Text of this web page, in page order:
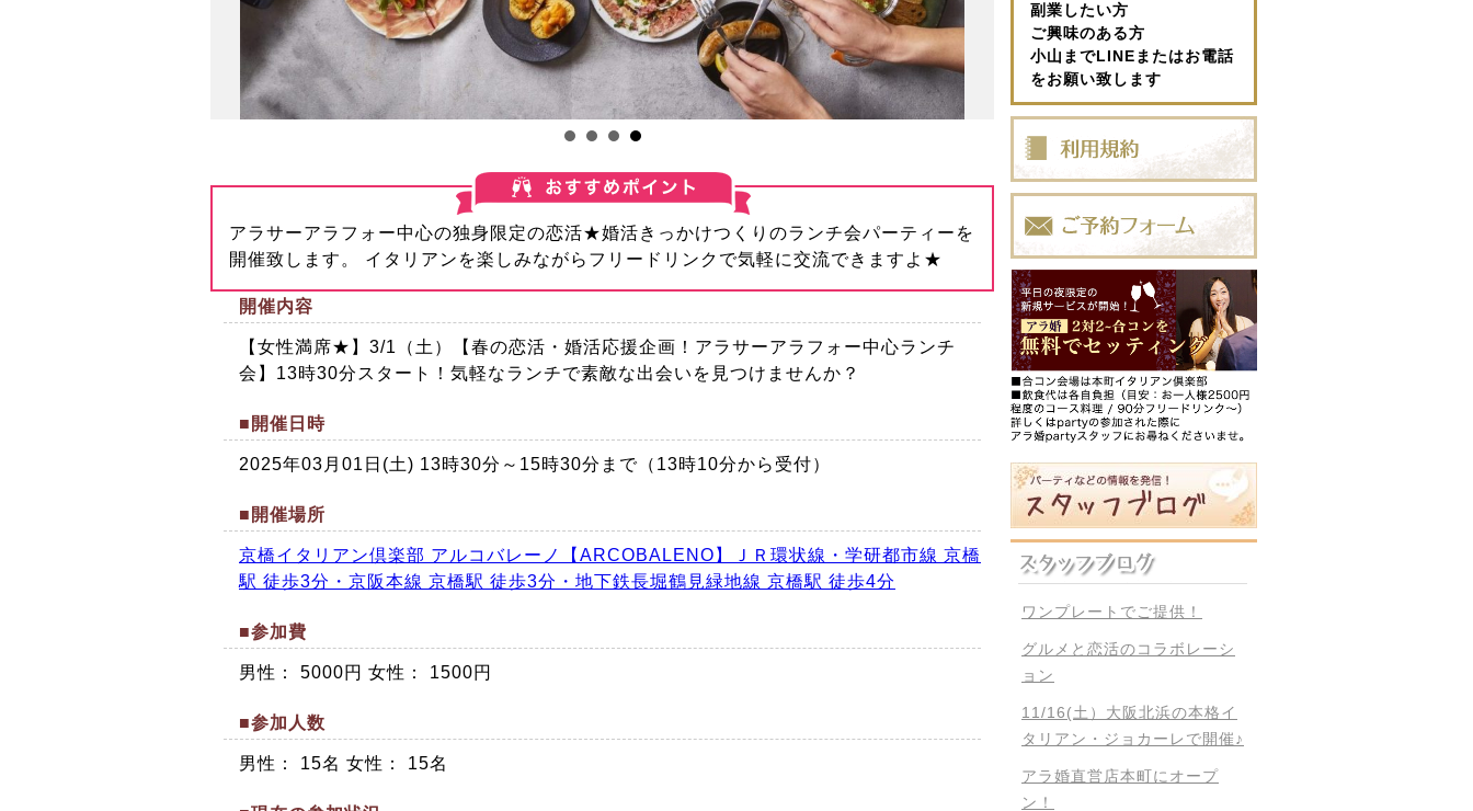
アラサーアラフォー中心の独身限定の恋活★婚活きっかけつくりのランチ会パーティーを
開催致します。 イタリアンを楽しみながらフリードリンクで気軽に交流できますよ★
開催内容
【女性満席★】3/1（土）【春の恋活・婚活応援企画！アラサーアラフォー中心ランチ
会】13時30分スタート！気軽なランチで素敵な出会いを見つけませんか？
■開催日時
2025年03月01日(土) 13時30分～15時30分まで（13時10分から受付）
■開催場所
京橋イタリアン倶楽部 アルコバレーノ【ARCOBALENO】ＪＲ環状線・学研都市線 京橋
駅 徒歩3分・京阪本線 京橋駅 徒歩3分・地下鉄長堀鶴見緑地線 京橋駅 徒歩4分
■参加費
男性： 5000円 女性： 1500円
■参加人数
男性： 15名 女性： 15名
副業したい方
ご興味のある方
小山までLINEまたはお電話
をお願い致します
ワンプレートでご提供！
グルメと恋活のコラボレーシ
ョン
11/16(土）大阪北浜の本格イ
タリアン・ジョカーレで開催♪
アラ婚直営店本町にオープ
ン！